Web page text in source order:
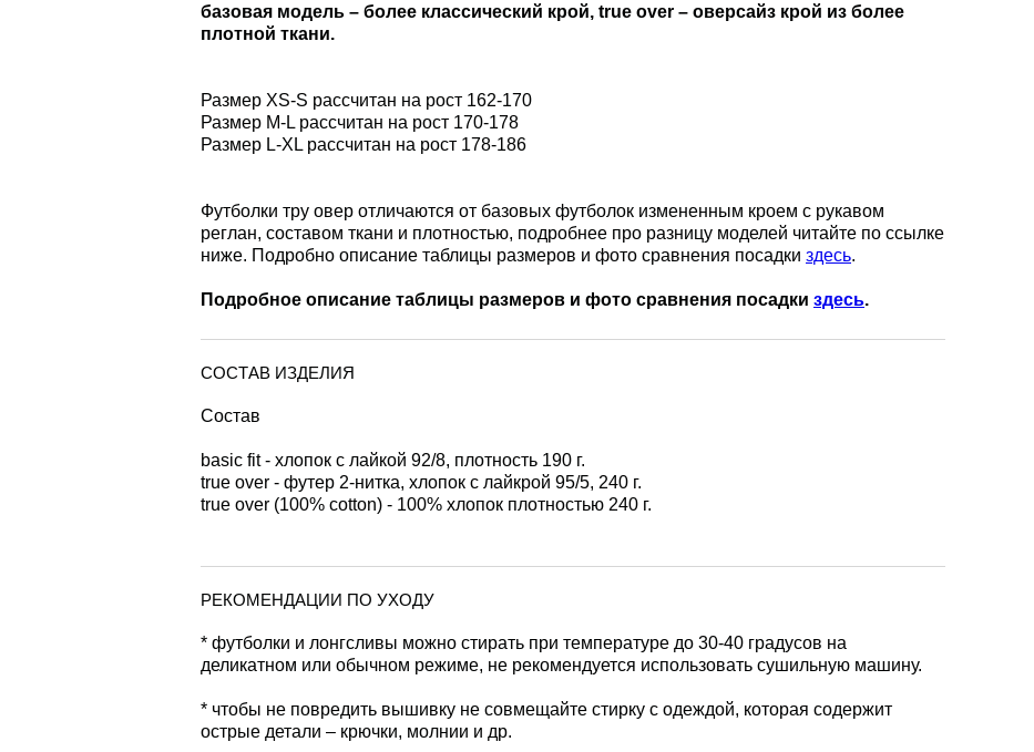
базовая модель – более классический крой, true over – оверсайз крой из более
плотной ткани.
Размер XS-S рассчитан на рост 162-170
Размер M-L рассчитан на рост 170-178
Размер L-XL рассчитан на рост 178-186
Футболки тру овер отличаются от базовых футболок измененным кроем с рукавом
реглан, составом ткани и плотностью, подробнее про разницу моделей читайте по ссылке
ниже. Подробно описание таблицы размеров и фото сравнения посадки здесь.
Подробное описание таблицы размеров и фото сравнения посадки здесь.
СОСТАВ ИЗДЕЛИЯ
Состав
basic fit - хлопок с лайкой 92/8, плотность 190 г.
true over - футер 2-нитка, хлопок с лайкрой 95/5, 240 г.
true over (100% cotton) - 100% хлопок плотностью 240 г.
РЕКОМЕНДАЦИИ ПО УХОДУ
* футболки и лонгсливы можно стирать при температуре до 30-40 градусов на
деликатном или обычном режиме, не рекомендуется использовать сушильную машину.
* чтобы не повредить вышивку не совмещайте стирку с одеждой, которая содержит
острые детали – крючки, молнии и др.